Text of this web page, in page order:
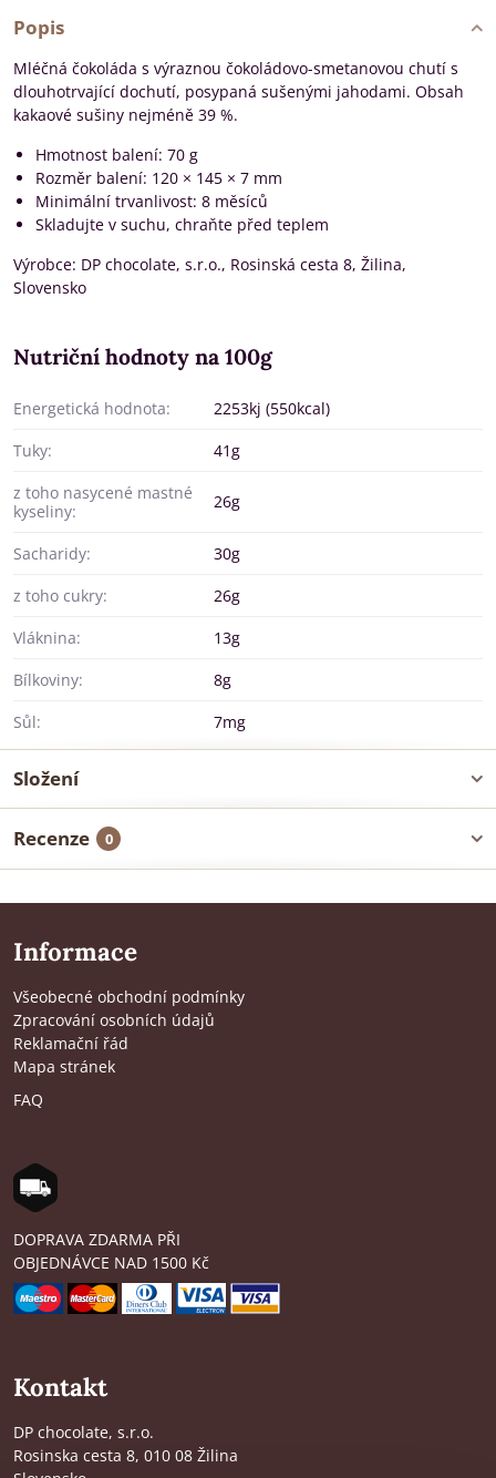
Popis
Mléčná čokoláda s výraznou čokoládovo-smetanovou chutí s
dlouhotrvající dochutí, posypaná sušenými jahodami. Obsah
kakaové sušiny nejméně 39 %.
Hmotnost balení: 70 g
Rozměr balení: 120 × 145 × 7 mm
Minimální trvanlivost: 8 měsíců
Skladujte v suchu, chraňte před teplem
Výrobce: DP chocolate, s.r.o., Rosinská cesta 8, Žilina,
Slovensko
Nutriční hodnoty na 100g
Energetická hodnota:
2253kj (550kcal)
Tuky:
41g
z toho nasycené mastné
kyseliny:
26g
Sacharidy:
30g
z toho cukry:
26g
Vláknina:
13g
Bílkoviny:
8g
Sůl:
7mg
Složení
Recenze 0
Informace
Všeobecné obchodní podmínky
Zpracování osobních údajů
Reklamační řád
Mapa stránek
FAQ
DOPRAVA ZDARMA PŘI
OBJEDNÁVCE NAD 1500 Kč
Kontakt
DP chocolate, s.r.o.
Rosinska cesta 8, 010 08 Žilina